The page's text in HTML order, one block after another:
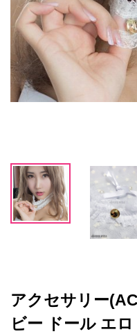
アクセサリー
ビー ドール エロ